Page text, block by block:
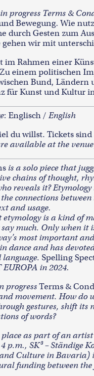
progress Terms &
Bewegung. Wie
durch Gesten zum
gehen wir mit
im Rahmen einer
einem politischen
Bund, Ländern
für Kunst und Kultur
: Englisch / English
du willst. Tickets
available at the
is a solo piece that
chains of thought,
reveals it?
connections
and usage.
etymology is a kind of
much. Only when it
most important
dance and has
language. Spelling
in 2024.
progressTerms &
movement. How do
gestures, shift
of words?
place as part of an
p.m., SK³ – Ständige
Culture in
funding between